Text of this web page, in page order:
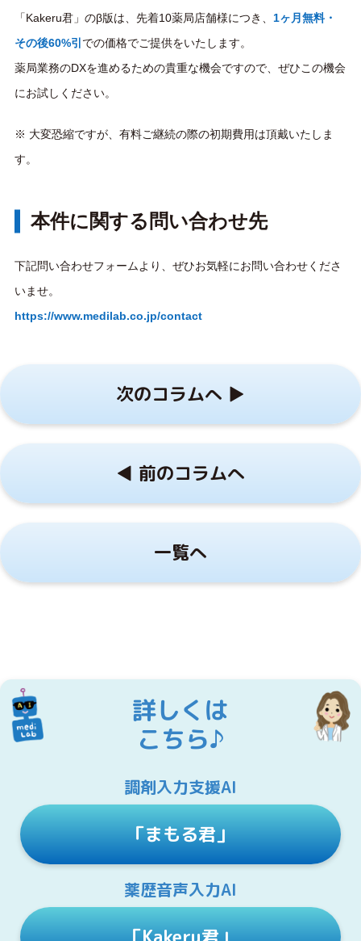
「Kakeru君」のβ版は、先着10薬局店舗様につき、 1ヶ月無料・
その後60%引 での価格でご提供をいたします。
薬局業務のDXを進めるための貴重な機会ですので、ぜひこの機会
にお試しください。
※ 大変恐縮ですが、有料ご継続の際の初期費用は頂戴いたしま
す。
本件に関する問い合わせ先
下記問い合わせフォームより、ぜひお気軽にお問い合わせくださ
いませ。
https://www.medilab.co.jp/contact
次のコラムへ ▶︎
◀︎ 前のコラムへ
一覧へ
詳しくは
こちら♪
調剤入力支援AI
「まもる君」
薬歴音声入力AI